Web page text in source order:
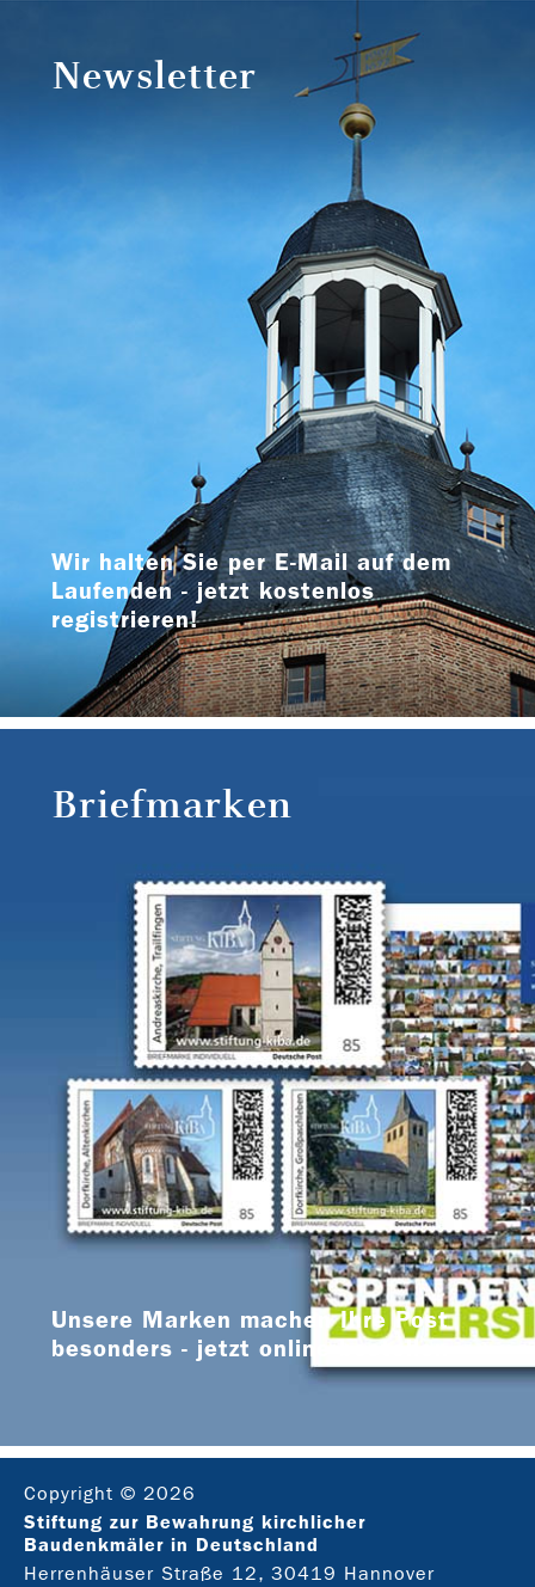
Newsletter
Wir halten Sie per E-Mail auf dem
Laufenden - jetzt kostenlos
registrieren!
Briefmarken
Unsere Marken machen Ihre Post
besonders - jetzt online bestellen
Copyright © 2026
Stiftung zur Bewahrung kirchlicher
Baudenkmäler in Deutschland
Herrenhäuser Straße 12, 30419 Hannover